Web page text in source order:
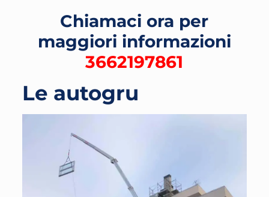
Chiamaci ora per
maggiori informazioni
3662197861
Le autogru